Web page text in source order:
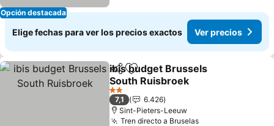
Opción destacada
Elige fechas para ver los precios exactos Ver precios
CompartirAgregar a favoritos
ibis budget Brussels
South Ruisbroek
2 Estrellas
7,1
6.426
Sint-Pieters-Leeuw
Tren directo a Bruselas